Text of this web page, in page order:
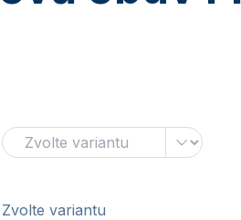
Zvolte variantu